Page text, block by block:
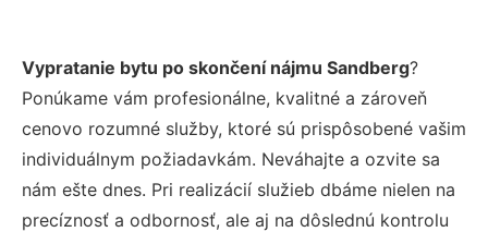
Vypratanie bytu po skončení nájmu Sandberg?
Ponúkame vám profesionálne, kvalitné a zároveň
cenovo rozumné služby, ktoré sú prispôsobené vašim
individuálnym požiadavkám. Neváhajte a ozvite sa
nám ešte dnes. Pri realizácií služieb dbáme nielen na
precíznosť a odbornosť, ale aj na dôslednú kontrolu